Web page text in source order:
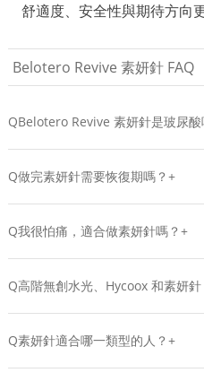
舒適度、安全性與期待方向
Belotero Revive 素妍針 FAQ
QBelotero Revive 素妍針是玻尿
Q做完素妍針需要恢復期嗎？+
Q我很怕痛，適合做素妍針嗎？+
Q高階無創水光、Hycoox 和素妍
Q素妍針適合哪一類型的人？+